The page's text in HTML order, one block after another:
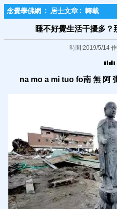
念覺學佛網 : 居士文章 : 轉載
睡不好覺生活干擾多？
時間:2019/5/14
na mo a mi tuo fo南 無 阿